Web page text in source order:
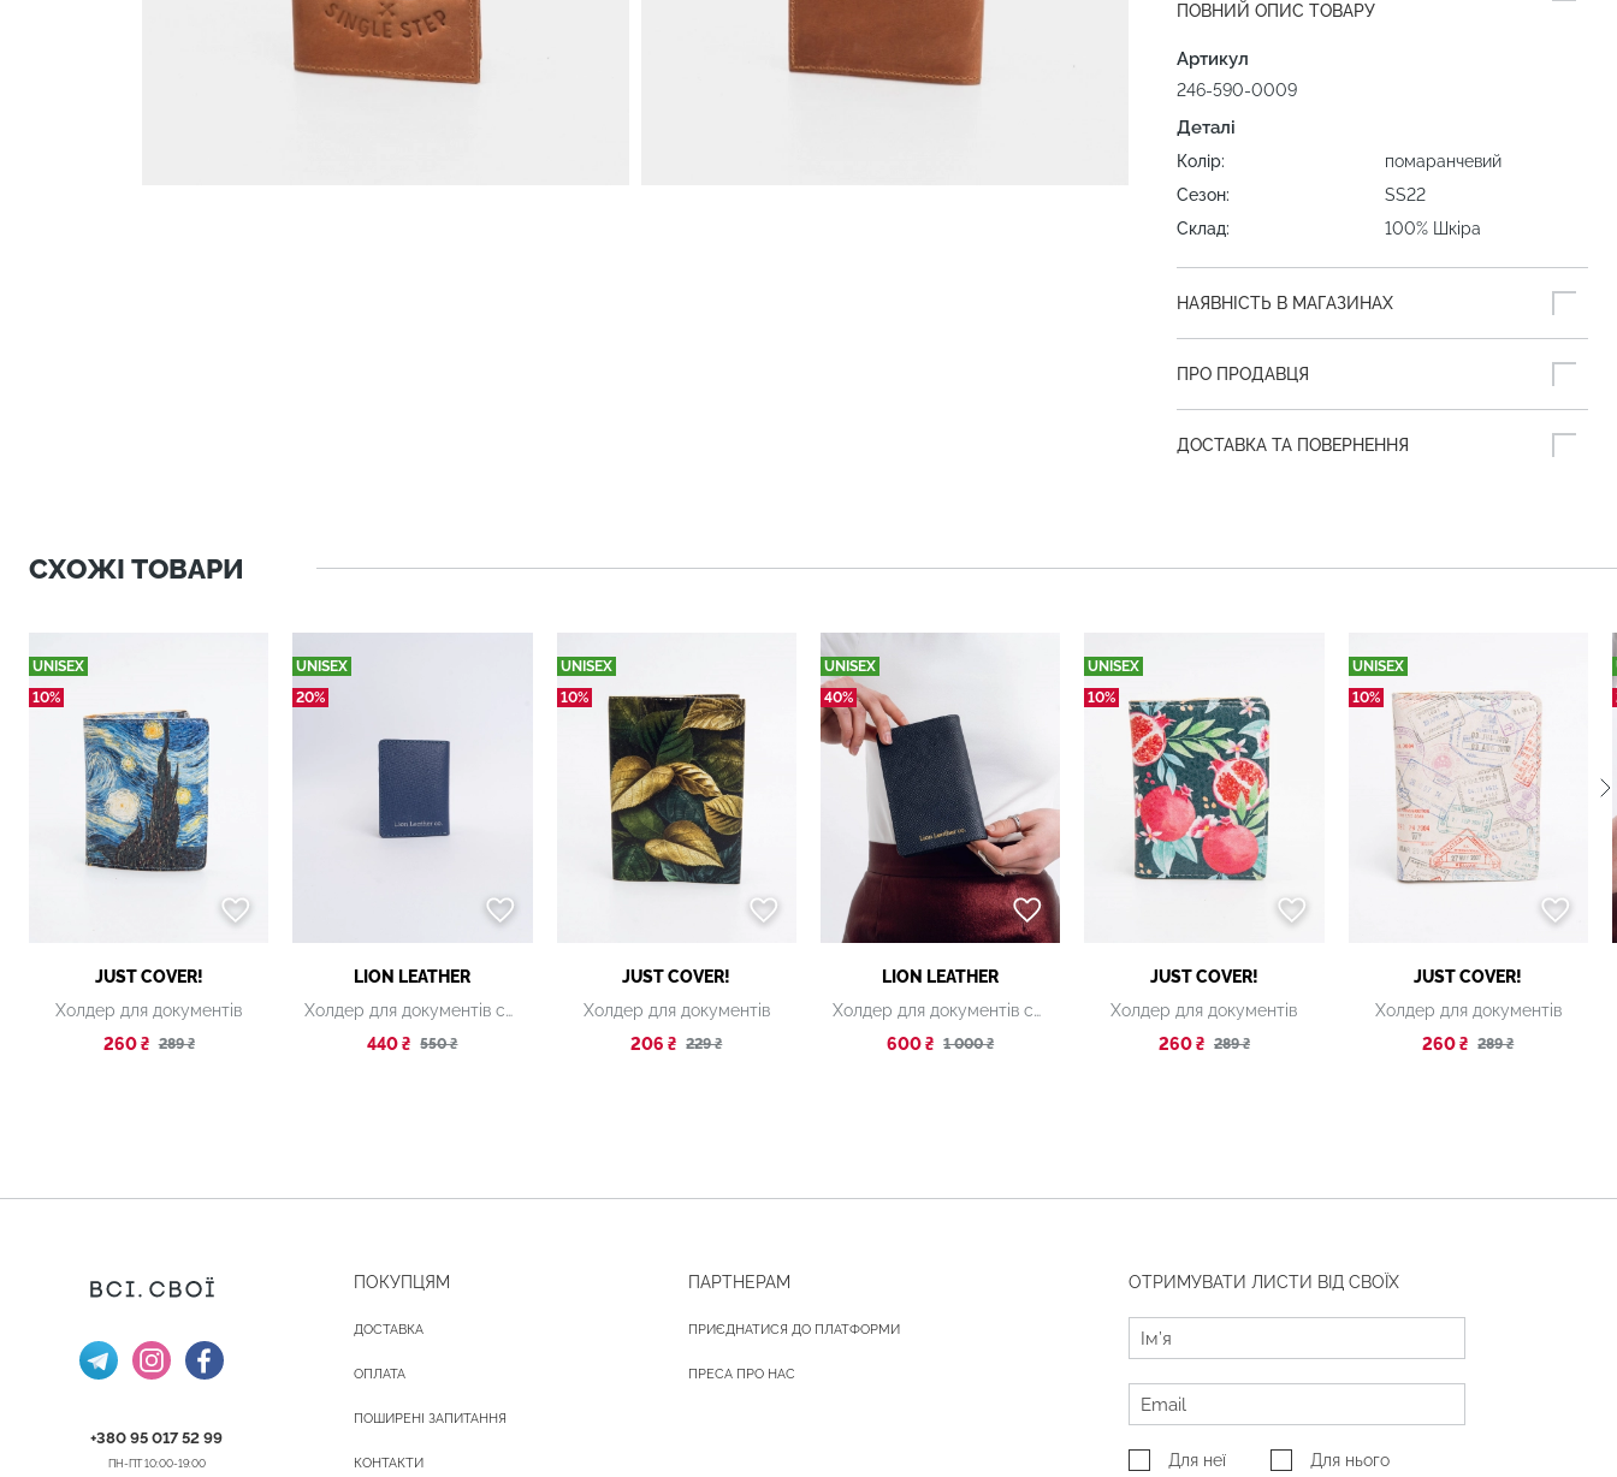
ПОВНИЙ ОПИС ТОВАРУ
Артикул
246-590-0009
Деталі
Колір:
помаранчевий
Сезон:
SS22
Склад:
100% Шкіра
НАЯВНІСТЬ В МАГАЗИНАХ
ПРО ПРОДАВЦЯ
ДОСТАВКА ТА ПОВЕРНЕННЯ
СХОЖІ ТОВАРИ
UNISEX
10%
JUST COVER!
Холдер для документів
260 ₴ 289 ₴
UNISEX
20%
LION LEATHER
Холдер для документів синій
440 ₴
550 ₴
UNISEX
10%
JUST COVER!
Холдер для документів
206 ₴ 229 ₴
UNISEX
40%
LION LEATHER
Холдер для документів синій
600 ₴ 1 000 ₴
UNISEX
10%
JUST COVER!
Холдер для документів
260 ₴ 289 ₴
UNISEX
10%
JUST COVER!
Холдер для документів
260 ₴ 289 ₴
+380 95 017 52 99
ПН-ПТ 10:00-19:00
ПОКУПЦЯМ
ДОСТАВКА
ОПЛАТА
ПОШИРЕНІ ЗАПИТАННЯ
КОНТАКТИ
ПАРТНЕРАМ
ПРИЄДНАТИСЯ ДО ПЛАТФОРМИ
ПРЕСА ПРО НАС
ОТРИМУВАТИ ЛИСТИ ВІД СВОЇХ
Для неї Для нього